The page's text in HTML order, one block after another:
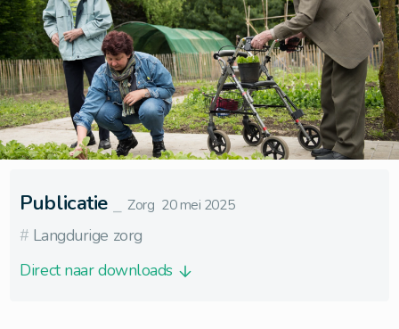
Publicatie Zorg 20 mei 2025
# Langdurige zorg
Direct naar downloads